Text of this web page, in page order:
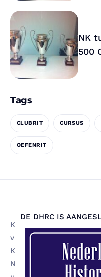
NK
500
Tags
CLUBRIT CURSUS
OEFENRIT
K
v
K
N
DE DHRC IS